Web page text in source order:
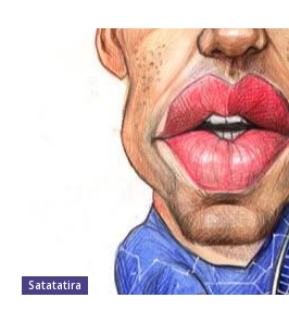
Satatatira